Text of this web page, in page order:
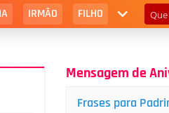
IRMÃO FILHO
Mensagem de
Frases para